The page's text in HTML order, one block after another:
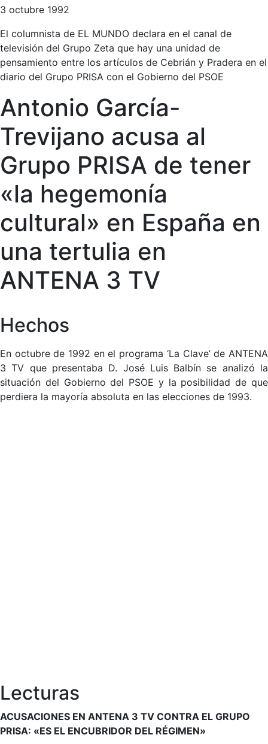
3 octubre 1992
El columnista de EL MUNDO declara en el canal de
televisión del Grupo Zeta que hay una unidad de
pensamiento entre los artículos de Cebrián y Pradera en el
diario del Grupo PRISA con el Gobierno del PSOE
Antonio García-
Trevijano acusa al
Grupo PRISA de tener
«la hegemonía
cultural» en España en
una tertulia en
ANTENA 3 TV
Hechos
En octubre de 1992 en el programa ‘La Clave’ de ANTENA
3 TV que presentaba D. José Luis Balbín se analizó la
situación del Gobierno del PSOE y la posibilidad de que
perdiera la mayoría absoluta en las elecciones de 1993.
Lecturas
ACUSACIONES EN ANTENA 3 TV CONTRA EL GRUPO
PRISA: «ES EL ENCUBRIDOR DEL RÉGIMEN»